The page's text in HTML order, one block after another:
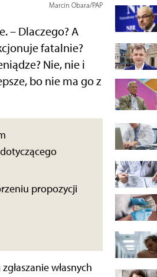
Marcin Obara/PAP
– Dlaczego? A
fatalnie?
Nie, nie i
bo nie ma go z
propozycji
własnych